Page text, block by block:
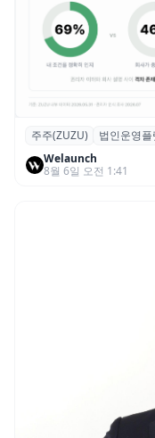
스톡옵션 취소
권리 발생 즉시
주주(ZUZU) 법인운영플
Welaunch
8월 6일 오전 1:41